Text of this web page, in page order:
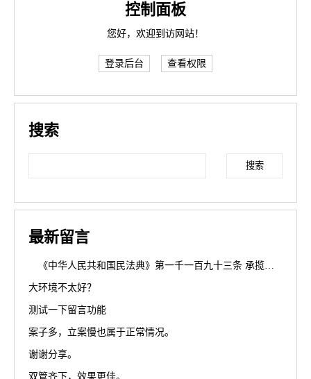
控制面板
您好，欢迎到访网站！
登录后台 查看权限
搜索
最新留言
《中华人民共和国民法典》第一千一百九十三条 承揽人在完成工作过程中造成第三人损害或者自己损害的，定作人不承担侵权责任。但是，定作人对定作、指示或者选任有过错的，应当承担相应的责任。
大环境不太好？
测试一下留言功能
案子多，立案慢也属于正常情况。
谢谢分享。
双管齐下，效果更佳。